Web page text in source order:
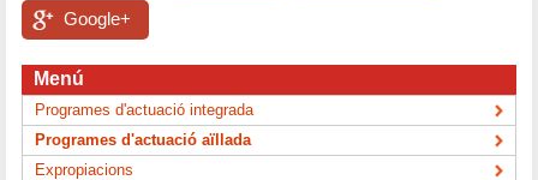
Google+
Menú
Programes d'actuació integrada
Programes d'actuació aïllada
Expropiacions